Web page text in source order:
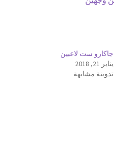
جاكارو ست لاعبين
يناير 21, 2018
تدوينة مشابهة